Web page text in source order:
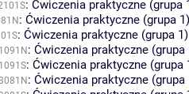
: Ćwiczenia praktyczne (grupa
: Ćwiczenia praktyczne (grupa 1)
: Ćwiczenia praktyczne (grupa 1)
: Ćwiczenia praktyczne (grupa
: Ćwiczenia praktyczne (grupa
: Ćwiczenia praktyczne (grupa